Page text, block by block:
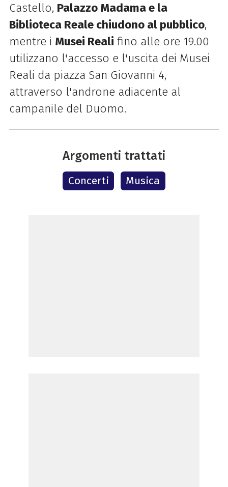
Castello, Palazzo Madama e la
Biblioteca Reale chiudono al pubblico,
mentre i Musei Reali fino alle ore 19.00
utilizzano l'accesso e l'uscita dei Musei
Reali da piazza San Giovanni 4,
attraverso l'androne adiacente al
campanile del Duomo.
Argomenti trattati
Concerti Musica